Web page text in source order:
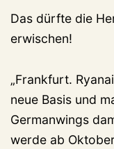
Das dürfte die
erwischen!
„Frankfurt.
neue Basis und
Germanwings
werde ab